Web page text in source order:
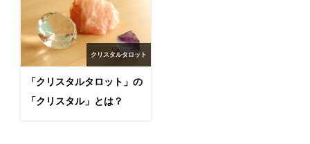
クリスタルタロット
「クリスタルタロット」の
「クリスタル」とは？